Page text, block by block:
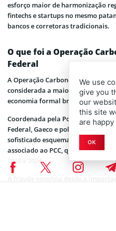
esforço maior de harmonização
fintechse startups no mesmo
bancos e corretoras tradicionais.
O que foi a Operação
Federal
A Operação Carbono Oculto, que
considerada a maior ofensiva
economia formal brasileira.
Coordenada pela Polícia Federal
Federal, Gaeco e polícias
sofisticado esquema de
associado ao PCC, que
2020 e 2024.
We use
give you
our
this site
are
OK